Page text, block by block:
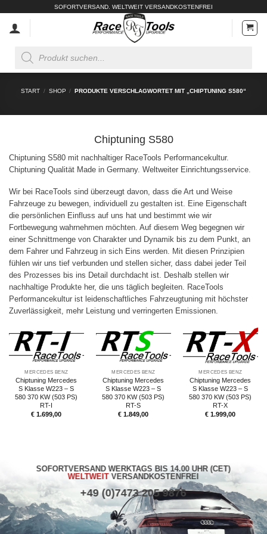
springen
SOFORTVERSAND. WELTWEIT VERSANDKOSTENFREI
search
START / SHOP / PRODUKTE VERSCHLAGWORTET MIT „CHIPTUNING S580“
Chiptuning S580
Chiptuning S580 mit nachhaltiger RaceTools Performancekultur.
Chiptuning Qualität Made in Germany. Weltweiter Einrichtungsservice.
Wir bei RaceTools sind überzeugt davon, dass die Art und Weise
Fahrzeuge zu bewegen, individuell zu gestalten ist. Eine Eigenschaft
die persönlichen Einfluss auf uns hat und bestimmt wie wir
Fortbewegung wahrnehmen möchten. Auf diesem Weg begegnen wir
einer Schnittmenge von Charakter und Dynamik bis zu dem Punkt, an
dem Fahrer und Fahrzeug in sich Eins werden. Mit diesen Prinzipien
fühlen wir uns tief verbunden und stellen sicher, dass dabei jeder Teil
des Prozesses bis ins Detail durchdacht ist. Deshalb stellen wir
nachhaltige Produkte her, die uns täglich begleiten. RaceTools
Performancekultur ist leidenschaftliches Fahrzeugtuning mit höchster
Zuverlässigkeit, mehr Leistung und verringerten Emissionen.
MERCEDES BENZ
Chiptuning Mercedes
S Klasse W223 – S
580 370 KW (503 PS)
RT-I
€ 1.699,00
MERCEDES BENZ
Chiptuning Mercedes
S Klasse W223 – S
580 370 KW (503 PS)
RT-S
€ 1.849,00
MERCEDES BENZ
Chiptuning Mercedes
S Klasse W223 – S
580 370 KW (503 PS)
RT-X
€ 1.999,00
SOFORTVERSAND WERKTAGS BIS 14.00 UHR (CET)
WELTWEITVERSANDKOSTENFREI
+49 (0)7473 205 9876